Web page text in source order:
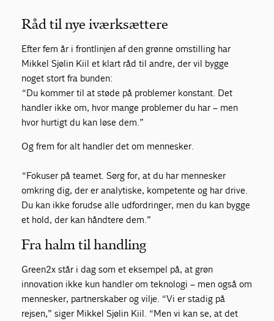
Råd til nye iværksættere
Efter fem år i frontlinjen af den grønne omstilling har
Mikkel Sjølin Kiil et klart råd til andre, der vil bygge
noget stort fra bunden:
“Du kommer til at støde på problemer konstant. Det
handler ikke om, hvor mange problemer du har – men
hvor hurtigt du kan løse dem.”
Og frem for alt handler det om mennesker.
“Fokuser på teamet. Sørg for, at du har mennesker
omkring dig, der er analytiske, kompetente og har drive.
Du kan ikke forudse alle udfordringer, men du kan bygge
et hold, der kan håndtere dem.”
Fra halm til handling
Green2x står i dag som et eksempel på, at grøn
innovation ikke kun handler om teknologi – men også om
mennesker, partnerskaber og vilje. “Vi er stadig på
rejsen,” siger Mikkel Sjølin Kiil. “Men vi kan se, at det